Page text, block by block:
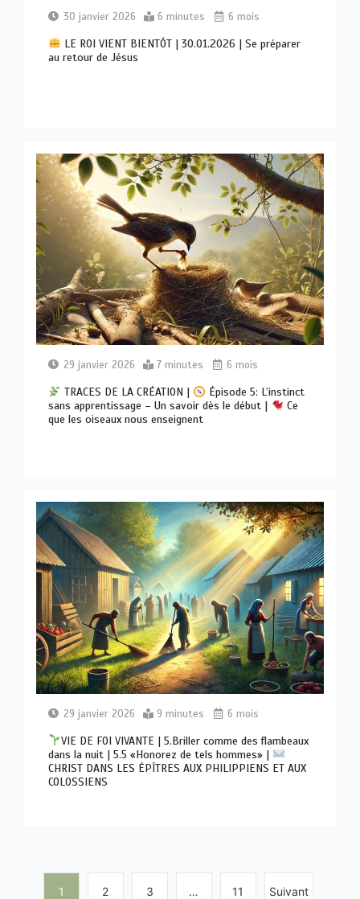
30 janvier 2026 6 minutes 6 mois
LE ROI VIENT BIENTÔT | 30.01.2026 | Se préparer
au retour de Jésus
29 janvier 2026 7 minutes 6 mois
TRACES DE LA CRÉATION |
Épisode 5: L’instinct
sans apprentissage – Un savoir dès le début |
Ce
que les oiseaux nous enseignent
29 janvier 2026 9 minutes 6 mois
VIE DE FOI VIVANTE | 5.Briller comme des flambeaux
dans la nuit | 5.5 «Honorez de tels hommes» |
CHRIST DANS LES ÉPÎTRES AUX PHILIPPIENS ET AUX
COLOSSIENS
1 2 3 … 11 Suivant